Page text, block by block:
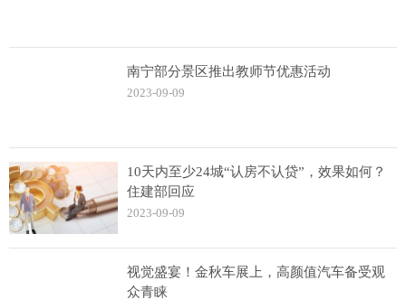
南宁部分景区推出教师节优惠活动
2023-09-09
10天内至少24城“认房不认贷”，效果如何？
住建部回应
2023-09-09
视觉盛宴！金秋车展上，高颜值汽车备受观
众青睐